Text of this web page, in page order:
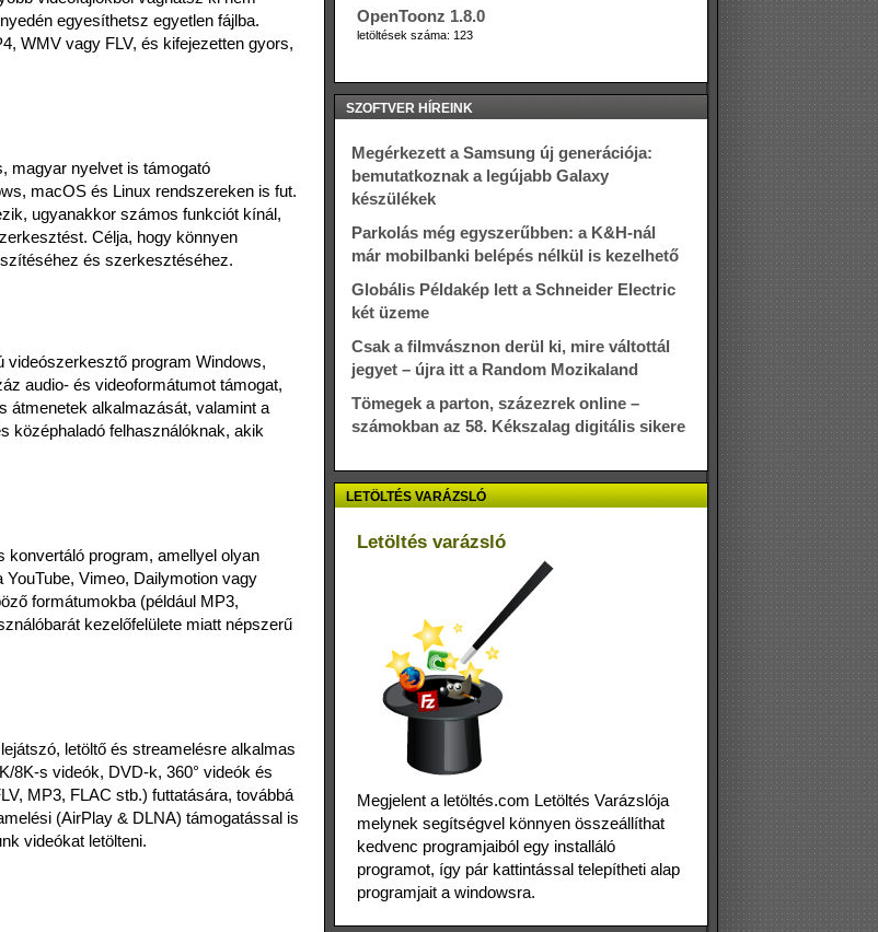
egyesíthetsz egyetlen fájlba.
WMV vagy FLV, és kifejezetten gyors,
magyar nyelvet is támogató
macOS és Linux rendszereken is fut.
ugyanakkor számos funkciót kínál,
Célja, hogy könnyen
és szerkesztéséhez.
videószerkesztő program Windows,
audio- és videoformátumot támogat,
átmenetek alkalmazását, valamint a
középhaladó felhasználóknak, akik
konvertáló program, amellyel olyan
Vimeo, Dailymotion vagy
formátumokba (például MP3,
kezelőfelülete miatt népszerű
letöltő és streamelésre alkalmas
8K-s videók, DVD-k, 360° videók és
MP3, FLAC stb.) futtatására, továbbá
(AirPlay & DLNA) támogatással is
videókat letölteni.
OpenToonz 1.8.0
letöltések száma: 123
SZOFTVER HÍREINK
Megérkezett a Samsung új generációja:
bemutatkoznak a legújabb Galaxy
készülékek
Parkolás még egyszerűbben: a K&H-nál
már mobilbanki belépés nélkül is kezelhető
Globális Példakép lett a Schneider Electric
két üzeme
Csak a filmvásznon derül ki, mire váltottál
jegyet – újra itt a Random Mozikaland
Tömegek a parton, százezrek online –
számokban az 58. Kékszalag digitális sikere
LETÖLTÉS VARÁZSLÓ
Letöltés varázsló
Megjelent a letöltés.com Letöltés Varázslója
melynek segítségvel könnyen összeállíthat
kedvenc programjaiból egy installáló
programot, így pár kattintással telepítheti alap
programjait a windowsra.